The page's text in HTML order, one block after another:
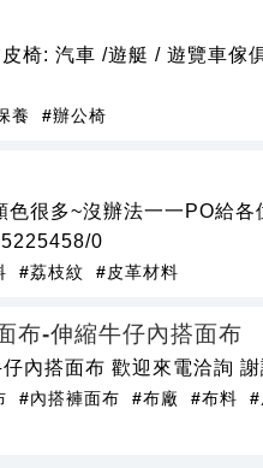
椅: 汽車 /遊艇 / 遊覽車傢
養 #辦公椅
色很多~沒辦法一一PO給
0
#荔枝紋 #皮革材料
布-伸縮牛仔內搭面布
內搭面布 歡迎來電洽詢
#內搭褲面布 #布廠 #布料 #